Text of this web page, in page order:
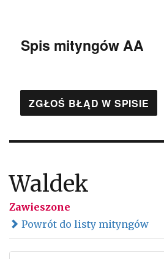
Spis mityngów AA
ZGŁOŚ BŁĄD W SPISIE
Waldek
Zawieszone
Powrót do listy mityngów